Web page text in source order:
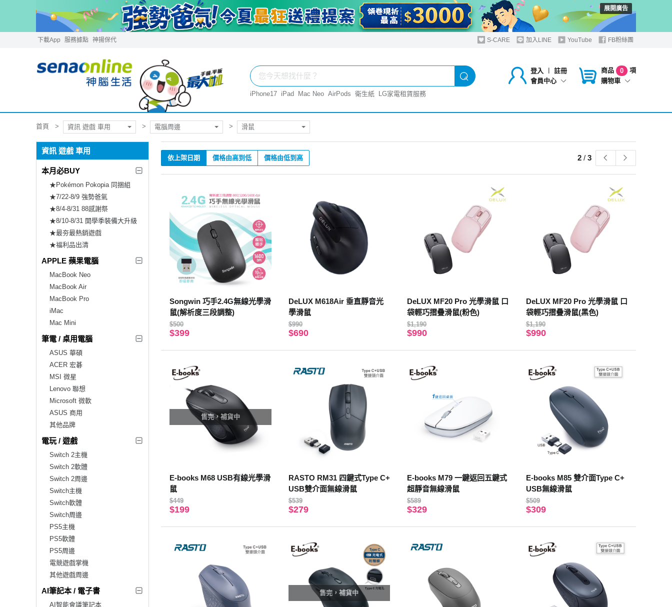
展開廣告
下載App 服務據點 神揚保代 S-CARE 加入LINE YouTube FB粉絲團
登入 ︱
註冊
會員中心
商品 0
項
購物車
iPhone17 iPad Mac Neo AirPods 衛生紙 LG家電租賃服務
首頁 資訊 遊戲 車用 電腦周邊 滑鼠
資訊 遊戲 車用
本月必BUY
★Pokémon Pokopia 同捆組
★7/22-8/9 強勢爸氣
★8/4-8/31 88感謝祭
★8/10-8/31 開學季裝備大升級
★最夯最熱銷遊戲
★福利品出清
APPLE 蘋果電腦
MacBook Neo
MacBook Air
MacBook Pro
iMac
Mac Mini
筆電 / 桌用電腦
ASUS 華碩
ACER 宏碁
MSI 微星
Lenovo 聯想
Microsoft 微軟
ASUS 商用
其他品牌
電玩 / 遊戲
Switch 2主機
Switch 2軟體
Switch 2周邊
Switch主機
Switch軟體
Switch周邊
PS5主機
PS5軟體
PS5周邊
電競遊戲掌機
其他遊戲周邊
AI筆記本 / 電子書
AI智能會議筆記本
依上架日期 價格由高到低 價格由低到高 2 / 3
Songwin 巧手2.4G無線光學滑
鼠(解析度三段調整)
$500
$399
DeLUX M618Air 垂直靜音光
學滑鼠
$990
$690
DeLUX MF20 Pro 光學滑鼠 口
袋輕巧摺疊滑鼠(粉色)
$1,190
$990
DeLUX MF20 Pro 光學滑鼠 口
袋輕巧摺疊滑鼠(黑色)
$1,190
$990
售完，補貨中
E-books M68 USB有線光學滑
鼠
$449
$199
RASTO RM31 四鍵式Type C+
USB雙介面無線滑鼠
$539
$279
E-books M79 一鍵返回五鍵式
超靜音無線滑鼠
$589
$329
E-books M85 雙介面Type C+
USB無線滑鼠
$509
$309
售完，補貨中